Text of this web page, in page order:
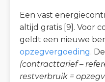
Een vast
altijd gratis [9]. Voor
geldt een nieuwe
opzegvergoeding.
(contracttarief –
restverbruik =